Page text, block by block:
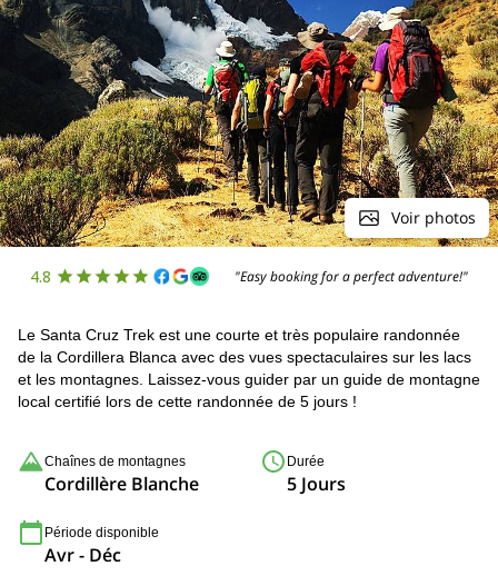
Voir photos
4.8 "Easy booking for a perfect adventure!"
Le Santa Cruz Trek est une courte et très populaire randonnée
de la Cordillera Blanca avec des vues spectaculaires sur les lacs
et les montagnes. Laissez-vous guider par un guide de montagne
local certifié lors de cette randonnée de 5 jours !
Chaînes de montagnes
Cordillère Blanche
Durée
5 Jours
Période disponible
Avr - Déc